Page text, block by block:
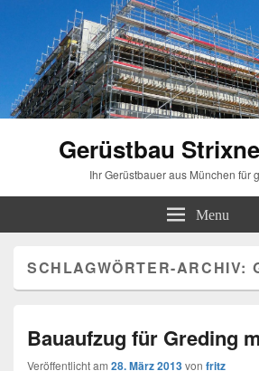
Gerüstbau
Ihr Gerüstbauer aus München für
Menu
SCHLAGWÖRTER-ARCHIV:
Bauaufzug für Greding
Veröffentlicht am 28. März 2013von fritz